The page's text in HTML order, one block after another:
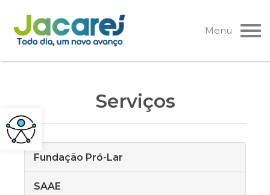
Pular
para
o
Menu
Serviços
Fundação Pró-Lar
SAAE